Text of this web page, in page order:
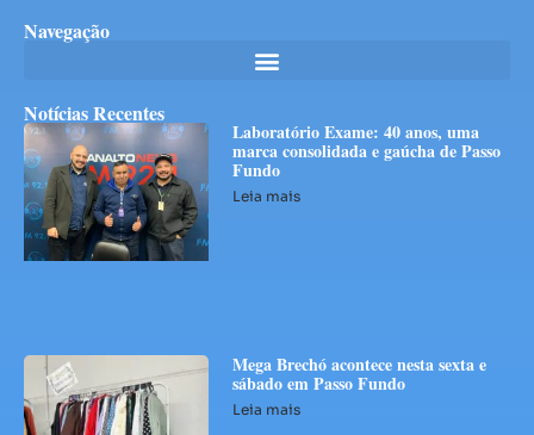
Navegação
Notícias Recentes
Laboratório Exame: 40 anos, uma
marca consolidada e gaúcha de Passo
Fundo
Leia mais
Mega Brechó acontece nesta sexta e
sábado em Passo Fundo
Leia mais